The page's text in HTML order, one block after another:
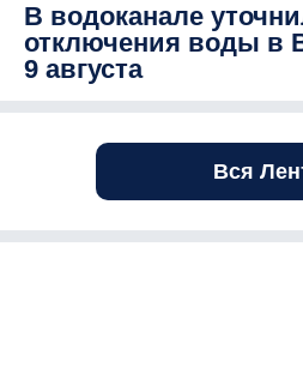
В водоканале
отключения воды в
9 августа
Вся